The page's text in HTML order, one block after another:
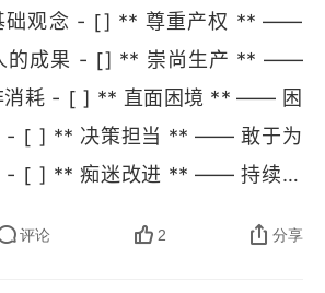
础观念 - [] ** 尊重产权 ** ——
的成果 - [] ** 崇尚生产 ** ——
消耗 - [ ] ** 直面困境 ** —— 困
- [ ] ** 决策担当 ** —— 敢于为
- [ ] ** 痴迷改进 ** —— 持续优
##
三种状态 - ** 乐观 **
评论 2 分享